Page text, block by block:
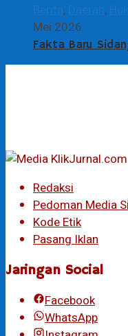
, ,
Mei 2026
Fakta Baru
Redaksi
Pedoman Media
Kode Etik
Pasang Iklan
Jaringan Social
Facebook
WhatsApp